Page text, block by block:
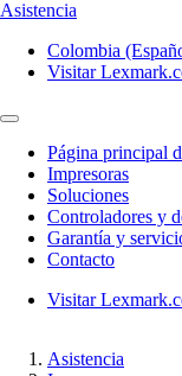
Asistencia
Colombia
Visitar
Página principal
Impresoras
Soluciones
Controladores y
Garantía y
Contacto
Visitar
Asistencia